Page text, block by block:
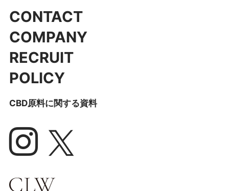
CONTACT
COMPANY
RECRUIT
POLICY
CBD原料に関する資料